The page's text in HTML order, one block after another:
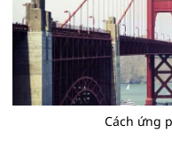
Cách ứng